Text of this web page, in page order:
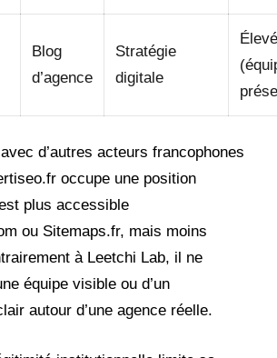
Blog
d’agence
Stratégie
digitale
d’autres acteurs francophones
occupe une position
plus accessible
ou Sitemaps.fr, mais moins
à Leetchi Lab, il ne
équipe visible ou d’un
autour d’une agence réelle.